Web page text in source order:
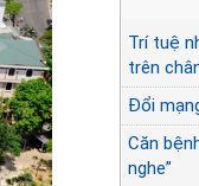
Trí tuệ
trên
Đổi
Căn
nghe”